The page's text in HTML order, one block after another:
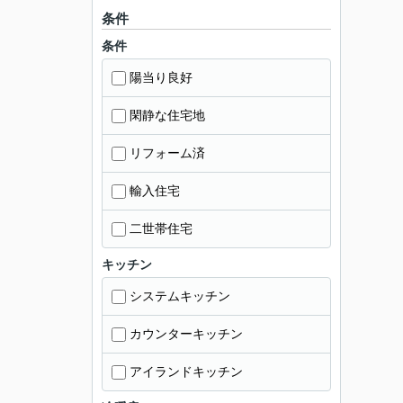
条件
条件
陽当り良好
閑静な住宅地
リフォーム済
輸入住宅
二世帯住宅
キッチン
システムキッチン
カウンターキッチン
アイランドキッチン